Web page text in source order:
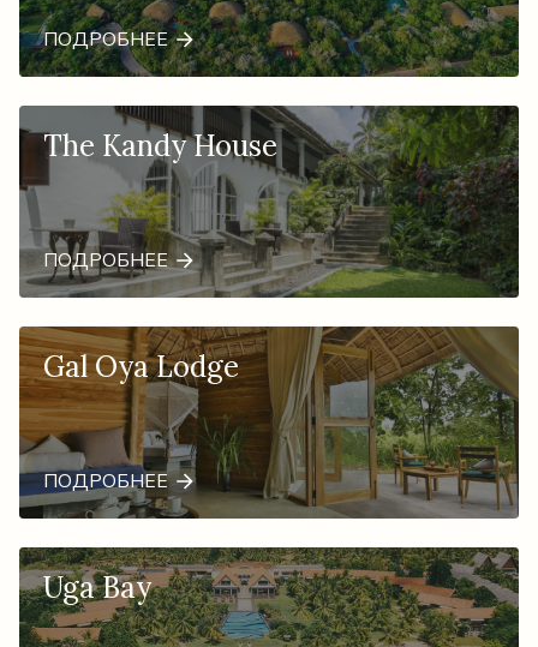
ПОДРОБНЕЕ
The Kandy House
ПОДРОБНЕЕ
Gal Oya Lodge
ПОДРОБНЕЕ
Uga Bay